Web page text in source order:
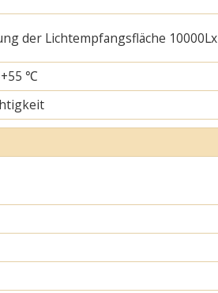
der Lichtempfangsfläche 10000Lx
℃